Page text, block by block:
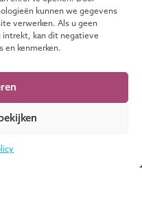
kunnen we gegevens
verwerken. Als u geen
kan dit negatieve
en kenmerken.
DOWNLOAD
NU